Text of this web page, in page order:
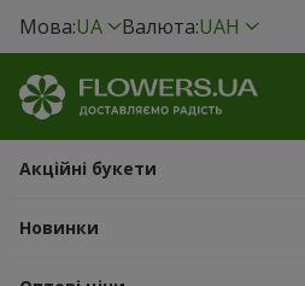
Мова:UA Валюта:UAH
Акційні букети
Новинки